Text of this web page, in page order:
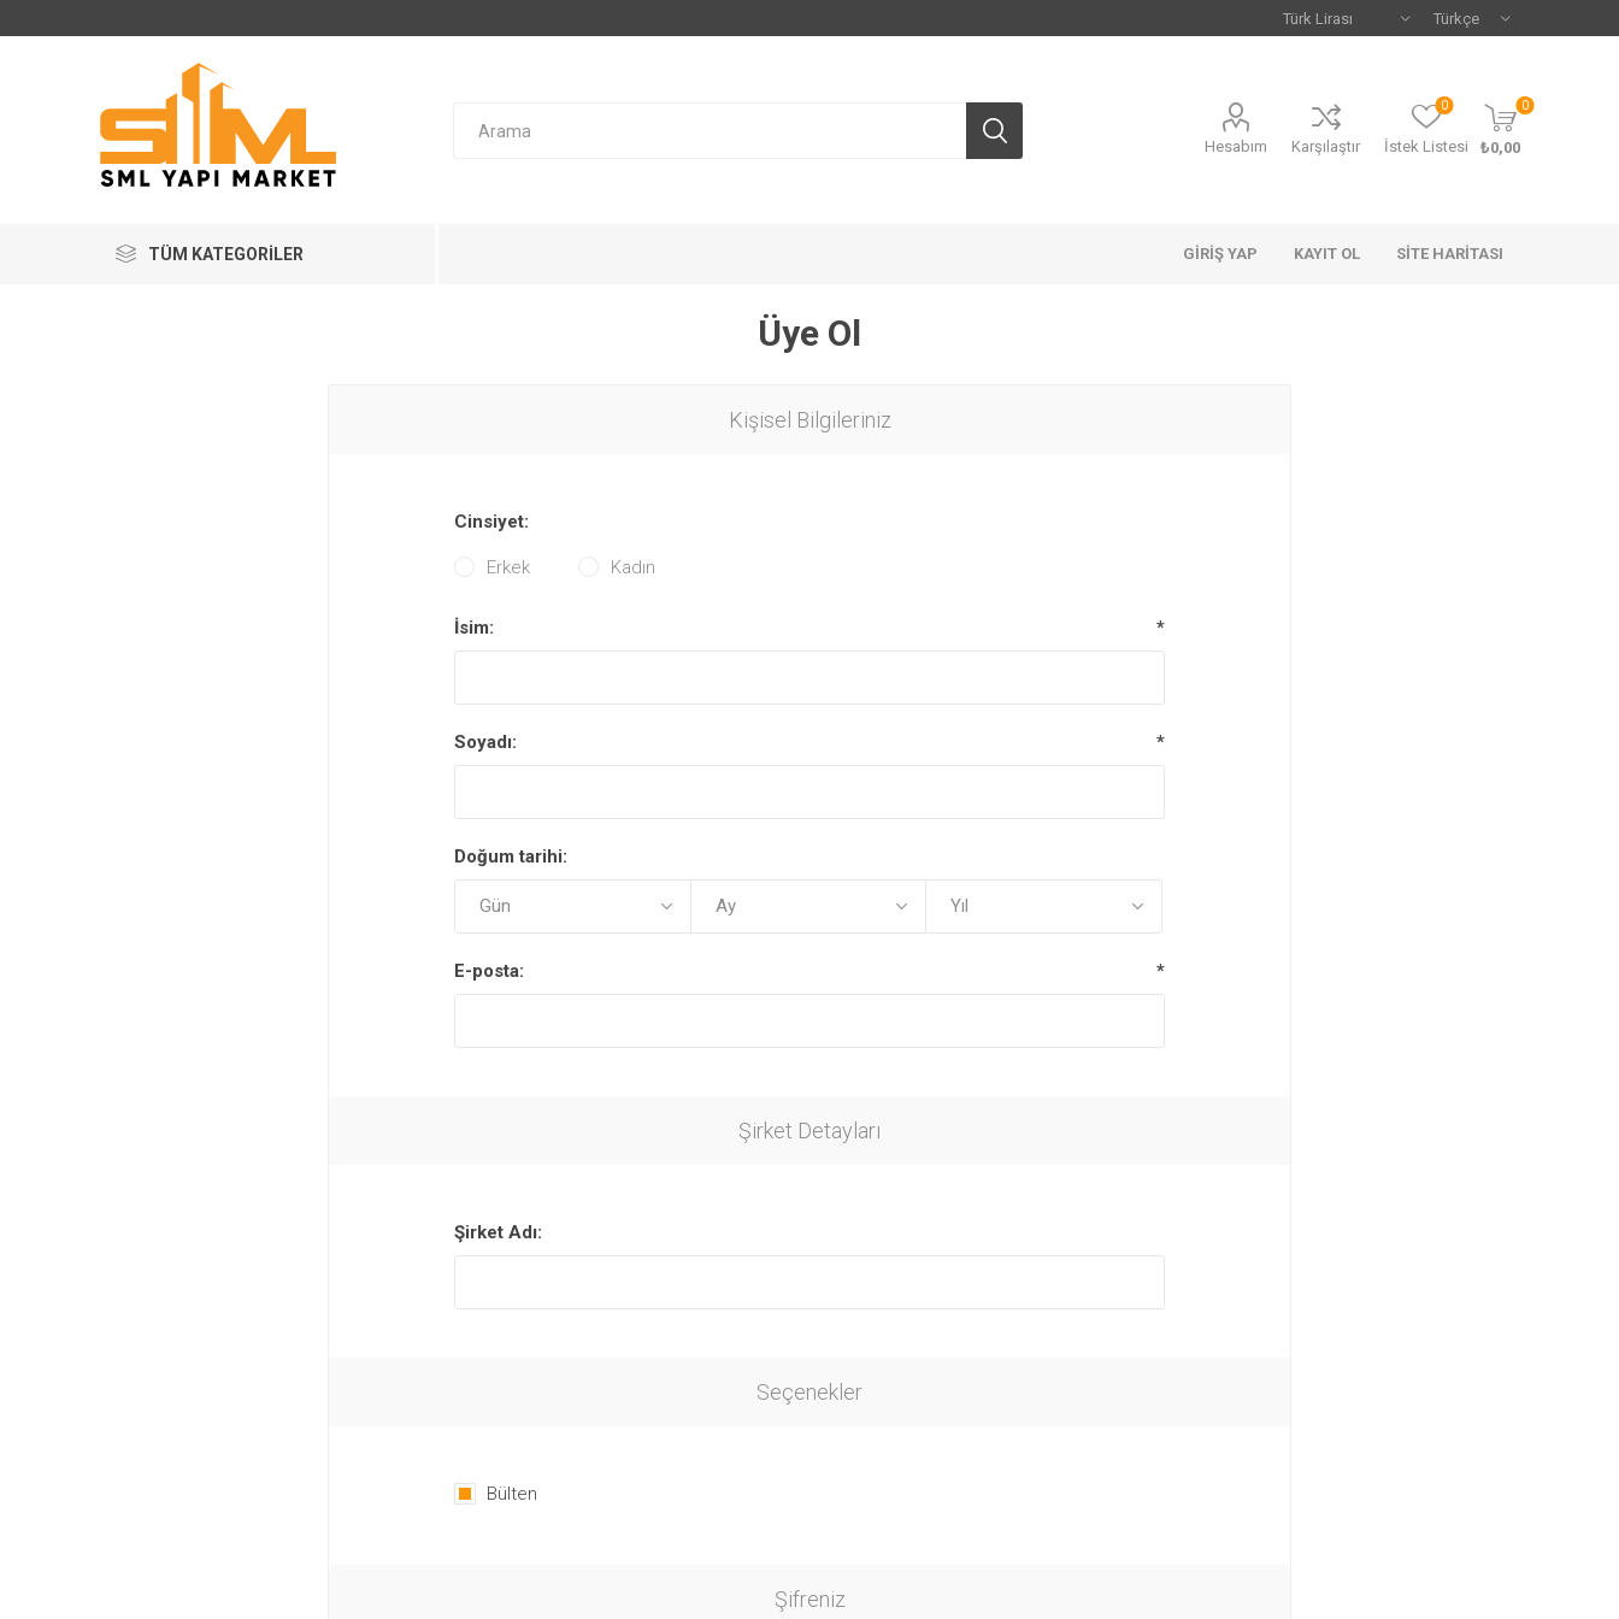
Hesabım Karşılaştır İstek Listesi
0 0
₺0,00
TÜM KATEGORILER GIRIŞ YAP KAYIT OL SITE HARITASI
Üye Ol
Kişisel Bilgileriniz
Cinsiyet:
Erkek Kadın
İsim: *
Soyadı: *
Doğum tarihi:
E-posta: *
Şirket Detayları
Şirket Adı:
Seçenekler
Bülten
Şifreniz